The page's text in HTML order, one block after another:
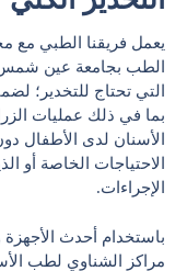
يعمل فريقنا الطبي مع
الطب بجامعة عين
التي تحتاج للتخدير؛
بما في ذلك عمليات
الأسنان لدى الأطفال
الاحتياجات الخاصة أو
الإجراءات.
باستخدام أحدث
مراكز الشناوي لطب